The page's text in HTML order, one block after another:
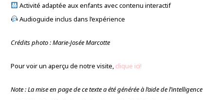
Activité adaptée aux enfants avec contenu interactif
Audioguide inclus dans l’expérience
Crédits photo : Marie-Josée Marcotte
Pour voir un aperçu de notre visite, clique ici!
Note : La mise en page de ce texte a été générée à l’aide de l’intelligence